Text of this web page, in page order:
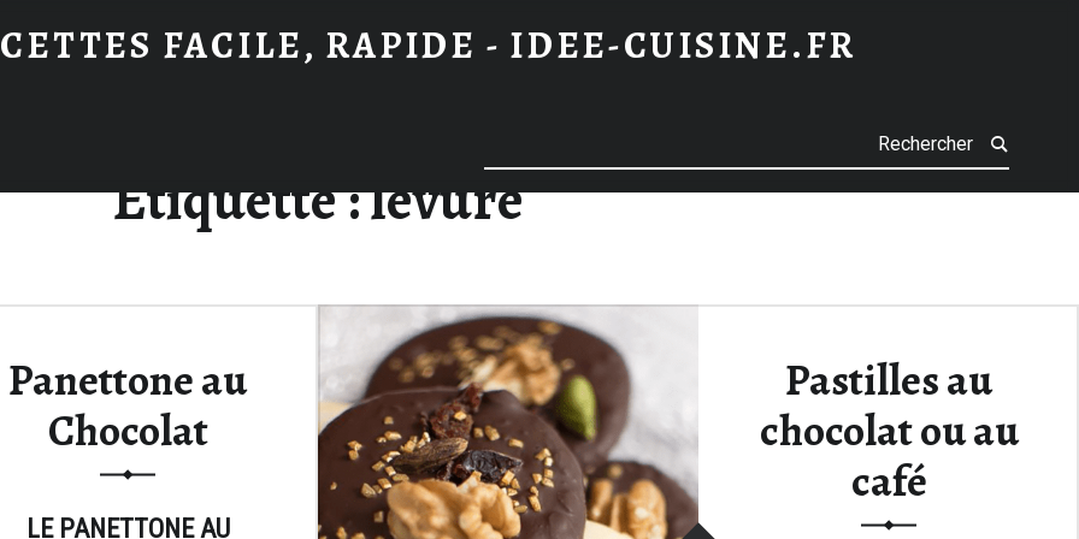
FACILE, RAPIDE - IDEE-CUISINE.FR
Étiquette :levure
Panettone au
Chocolat
LE PANETTONE AU
Pastilles au
chocolat ou au
café